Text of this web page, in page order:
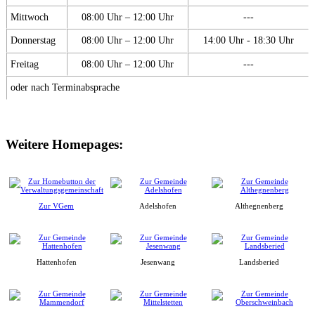
Mittwoch 08:00 Uhr – 12:00 Uhr ---
Donnerstag 08:00 Uhr – 12:00 Uhr 14:00 Uhr - 18:30 Uhr
Freitag 08:00 Uhr – 12:00 Uhr ---
oder nach Terminabsprache
Weitere Homepages:
Zur VGem Adelshofen Althegnenberg
Hattenhofen Jesenwang Landsberied